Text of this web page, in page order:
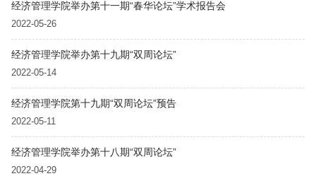
经济管理学院举办第十一期“春华论坛”学术报告会
2022-05-26
经济管理学院举办第十九期“双周论坛”
2022-05-14
经济管理学院第十九期“双周论坛”预告
2022-05-11
经济管理学院举办第十八期“双周论坛”
2022-04-29